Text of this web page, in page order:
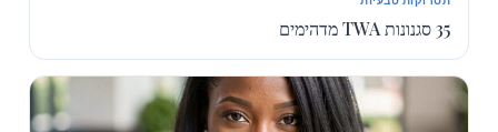
35 סגנונות TWA מדהימים